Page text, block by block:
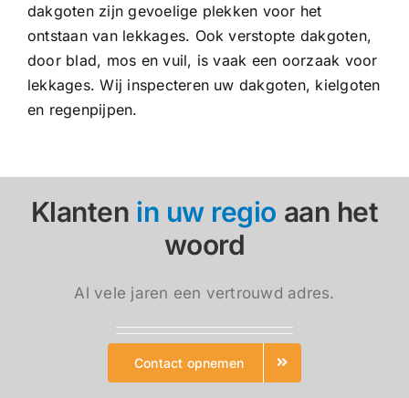
dakgoten zijn gevoelige plekken voor het
ontstaan van lekkages. Ook verstopte dakgoten,
door blad, mos en vuil, is vaak een oorzaak voor
lekkages. Wij inspecteren uw dakgoten, kielgoten
en regenpijpen.
Klanten in uw regio aan het
woord
Al vele jaren een vertrouwd adres.
Contact opnemen